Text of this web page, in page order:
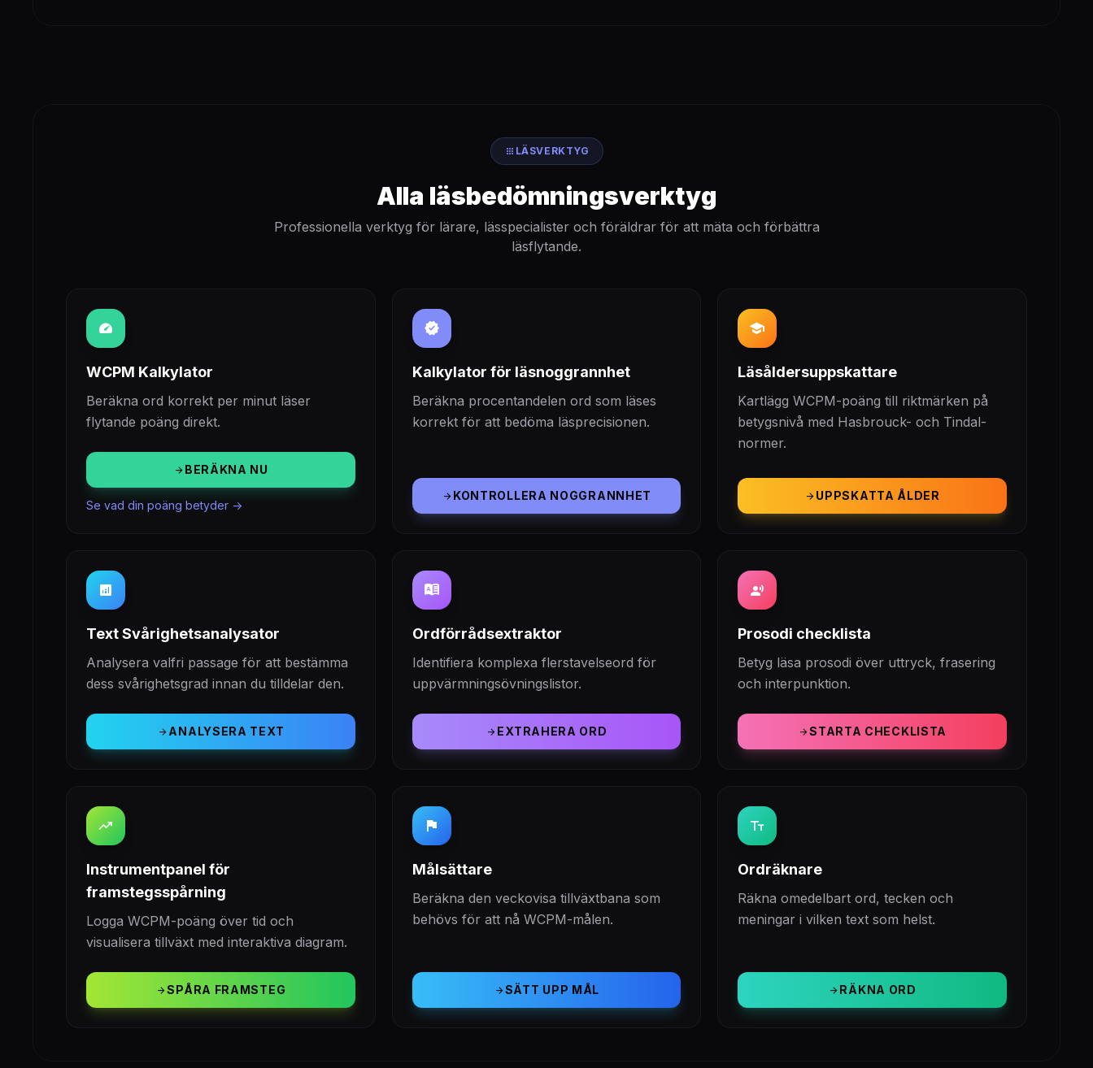
apps LÄSVERKTYG
Alla läsbedömningsverktyg
Professionella verktyg för lärare, lässpecialister och föräldrar för att mäta och förbättra
läsflytande.
speed
WCPM Kalkylator
Beräkna ord korrekt per minut läser
flytande poäng direkt.
arrow_forwardBERÄKNA NU
Se vad din poäng betyder ->
verified
Kalkylator för läsnoggrannhet
Beräkna procentandelen ord som läses
korrekt för att bedöma läsprecisionen.
arrow_forwardKONTROLLERA NOGGRANNHET
school
Läsåldersuppskattare
Kartlägg WCPM-poäng till riktmärken på
betygsnivå med Hasbrouck- och Tindal-
normer.
arrow_forwardUPPSKATTA ÅLDER
analytics
Text Svårighetsanalysator
Analysera valfri passage för att bestämma
dess svårighetsgrad innan du tilldelar den.
arrow_forwardANALYSERA TEXT
dictionary
Ordförrådsextraktor
Identifiera komplexa flerstavelseord för
uppvärmningsövningslistor.
arrow_forwardEXTRAHERA ORD
record_voice_over
Prosodi checklista
Betyg läsa prosodi över uttryck, frasering
och interpunktion.
arrow_forwardSTARTA CHECKLISTA
trending_up
Instrumentpanel för
framstegsspårning
Logga WCPM-poäng över tid och
visualisera tillväxt med interaktiva diagram.
arrow_forwardSPÅRA FRAMSTEG
flag
Målsättare
Beräkna den veckovisa tillväxtbana som
behövs för att nå WCPM-målen.
arrow_forwardSÄTT UPP MÅL
text_fields
Ordräknare
Räkna omedelbart ord, tecken och
meningar i vilken text som helst.
arrow_forwardRÄKNA ORD